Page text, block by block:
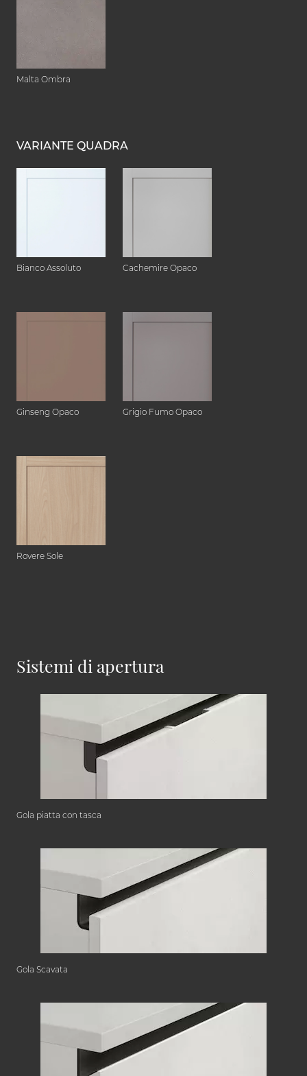
Malta Ombra
VARIANTE QUADRA
Bianco Assoluto Cachemire Opaco
Ginseng Opaco Grigio Fumo Opaco
Rovere Sole
Sistemi di apertura
Gola piatta con tasca
Gola Scavata